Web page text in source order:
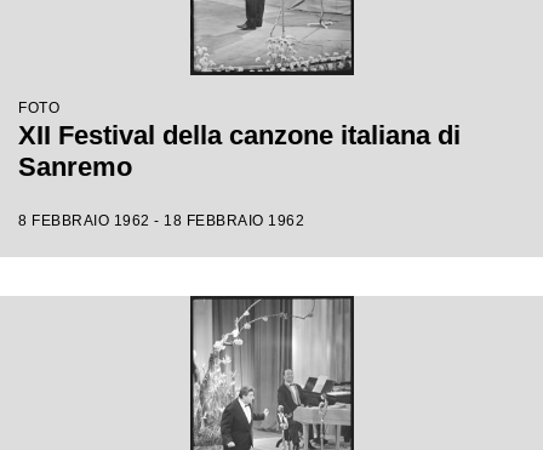
FOTO
XII Festival della canzone italiana di
Sanremo
8 FEBBRAIO 1962 - 18 FEBBRAIO 1962